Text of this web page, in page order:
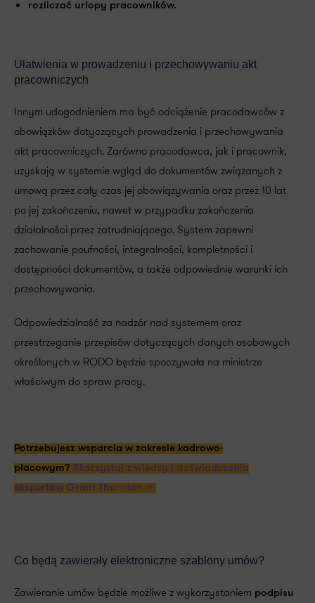
rozliczać urlopy pracowników.
Ułatwienia w prowadzeniu i przechowywaniu akt
pracowniczych
Innym udogodnieniem ma być odciążenie pracodawców z
obowiązków dotyczących prowadzenia i przechowywania
akt pracowniczych. Zarówno pracodawca, jak i pracownik,
uzyskają w systemie wgląd do dokumentów związanych z
umową przez cały czas jej obowiązywania oraz przez 10 lat
po jej zakończeniu, nawet w przypadku zakończenia
działalności przez zatrudniającego. System zapewni
zachowanie poufności, integralności, kompletności i
dostępności dokumentów, a także odpowiednie warunki ich
przechowywania.
Odpowiedzialność za nadzór nad systemem oraz
przestrzeganie przepisów dotyczących danych osobowych
określonych w RODO będzie spoczywała na ministrze
właściwym do spraw pracy.
Potrzebujesz wsparcia w zakresie kadrowo-
płacowym? Skorzystaj z wiedzy i doświadczenia
ekspertów Grant Thornton >>
Co będą zawierały elektroniczne szablony umów?
Zawieranie umów będzie możliwe z wykorzystaniem podpisu